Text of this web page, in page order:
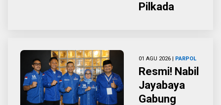
Pilkada
01 AGU 2026 | PARPOL
Resmi! Nabil
Jayabaya
Gabung